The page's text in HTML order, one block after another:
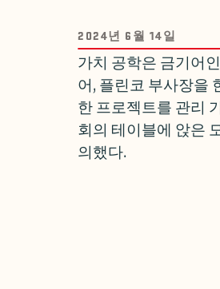
2024년 6월 14일
가치 공학은 금기어
어, 플린코 부사장을
한 프로젝트를 관리
회의 테이블에 앉은
의했다.